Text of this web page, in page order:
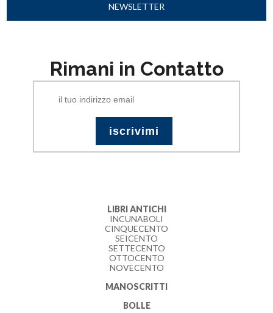
NEWSLETTER
Rimani in Contatto
LIBRI ANTICHI
INCUNABOLI
CINQUECENTO
SEICENTO
SETTECENTO
OTTOCENTO
NOVECENTO
MANOSCRITTI
BOLLE